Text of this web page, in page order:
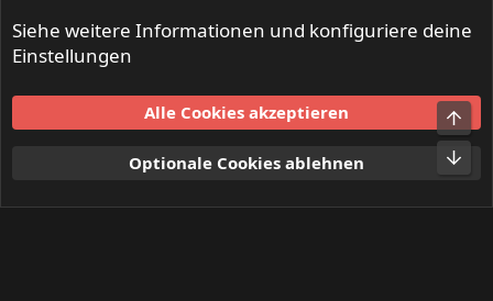
DR ROCK - Musikermarkt
Nutzungsbedingungen
Datenschutz
S
Siehe weitere Informationen und konfiguriere deine
Einstellungen
Alle Cookies akzeptieren
Optionale Cookies ablehnen